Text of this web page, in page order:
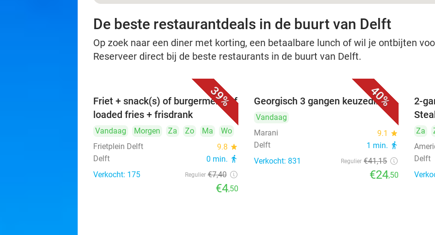
De beste restaurantdeals in de buurt van Delft
Op zoek naar een diner met korting, een betaalbare lunch of wil je ontbijten
Reserveer direct bij de beste restaurants in de buurt van Delft.
39%
Friet + snack(s) of burgermenu of
loaded fries + frisdrank
Vandaag Morgen Za Zo Ma
Wo
Frietplein Delft
9.8 star
Delft 0 min. directions_walk
Verkocht: 175 Regulier €7,40
€4,50
40%
Georgisch 3 gangen keuzediner
Vandaag
Marani
9.1 star
Delft 1 min. directions_walk
Verkocht: 831 Regulier €41,15
€24,50
2-
Za
Delft